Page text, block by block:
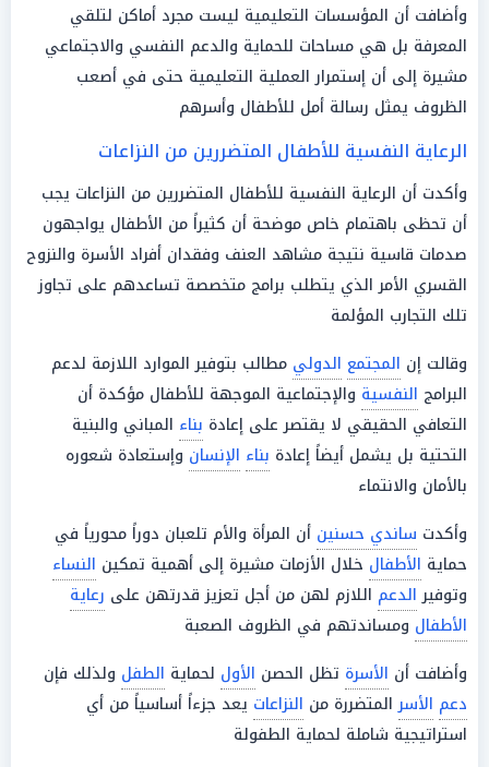
وأضافت أن المؤسسات التعليمية ليست مجرد أماكن لتلقي
المعرفة بل هي مساحات للحماية والدعم النفسي والاجتماعي
مشيرة إلى أن إستمرار العملية التعليمية حتى في أصعب
الظروف يمثل رسالة أمل للأطفال وأسرهم
الرعاية النفسية للأطفال المتضررين من النزاعات
وأكدت أن الرعاية النفسية للأطفال المتضررين من النزاعات يجب
أن تحظى باهتمام خاص موضحة أن كثيراً من الأطفال يواجهون
صدمات قاسية نتيجة مشاهد العنف وفقدان أفراد الأسرة والنزوح
القسري الأمر الذي يتطلب برامج متخصصة تساعدهم على تجاوز
تلك التجارب المؤلمة
وقالت إن المجتمع الدولي مطالب بتوفير الموارد اللازمة لدعم
البرامج النفسية والإجتماعية الموجهة للأطفال مؤكدة أن
التعافي الحقيقي لا يقتصر على إعادة بناء المباني والبنية
التحتية بل يشمل أيضاً إعادة بناء الإنسان وإستعادة شعوره
بالأمان والانتماء
وأكدت ساندي حسنين أن المرأة والأم تلعبان دوراً محورياً في
حماية الأطفال خلال الأزمات مشيرة إلى أهمية تمكين النساء
وتوفيرالدعم اللازم لهن من أجل تعزيز قدرتهن على رعاية
الأطفال ومساندتهم في الظروف الصعبة
وأضافت أن الأسرة تظل الحصن الأول لحماية الطفل ولذلك فإن
دعم الأسرالمتضررة من النزاعات يعد جزءاً أساسياً من أي
استراتيجية شاملة لحماية الطفولة